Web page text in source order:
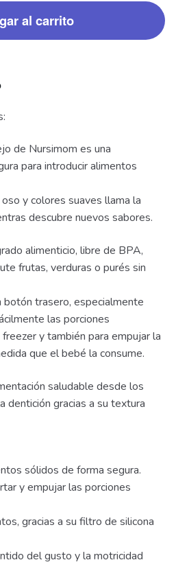
al carrito
de Nursimom es una
para introducir alimentos
y colores suaves llama la
descubre nuevos sabores.
alimenticio, libre de BPA,
frutas, verduras o purés sin
botón trasero, especialmente
las porciones
y también para empujar la
que el bebé la consume.
saludable desde los
dentición gracias a su textura
sólidos de forma segura.
y empujar las porciones
gracias a su filtro de silicona
del gusto y la motricidad